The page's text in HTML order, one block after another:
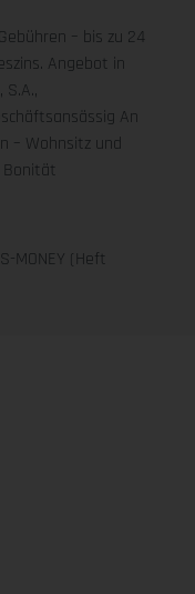
– bis zu 24
Angebot in
An
– Wohnsitz und
Bonität
MONEY (Heft